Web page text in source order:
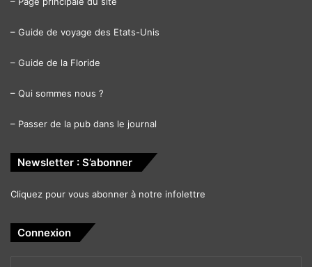
– Guide de voyage des Etats-Unis
– Guide de la Floride
– Qui sommes nous ?
– Passer de la pub dans le journal
Newsletter : S’abonner
Cliquez pour vous abonner à notre infolettre
Connexion